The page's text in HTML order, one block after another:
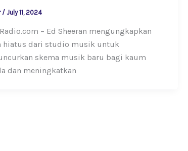
/ July 11, 2024
– Ed Sheeran mengungkapkan
hiatus dari studio musik untuk
skema musik baru bagi kaum
dan meningkatkan